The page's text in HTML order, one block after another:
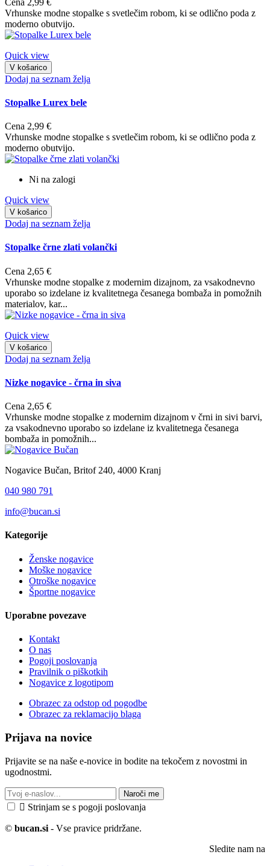
Vrhunske modne stopalke s svetlečim robom, ki se odlično poda z
moderno obutvijo.
Quick view
V košarico
Dodaj na seznam želja
Stopalke Lurex bele
Cena 2,99 €
Vrhunske modne stopalke s svetlečim robom, ki se odlično poda z
moderno obutvijo.
Ni na zalogi
Quick view
V košarico
Dodaj na seznam želja
Stopalke črne zlati volančki
Cena 2,65 €
Vrhunske modne stopalke z modernim dizajnom, za vsakodnevno
uporabo so izdelane iz kvalitetnega česanega bombaža in pomožnih
materialov, kar...
Quick view
V košarico
Dodaj na seznam želja
Nizke nogavice - črna in siva
Cena 2,65 €
Vrhunske modne stopalke z modernim dizajnom v črni in sivi barvi,
za vsakodnevno uporabo so izdelane iz kvalitetnega česanega
bombaža in pomožnih...
Nogavice Bučan, Britof 240, 4000 Kranj
040 980 791
info@bucan.si
Kategorije
Ženske nogavice
Moške nogavice
Otroške nogavice
Športne nogavice
Uporabne povezave
Kontakt
O nas
Pogoji poslovanja
Pravilnik o piškotkih
Nogavice z logotipom
Obrazec za odstop od pogodbe
Obrazec za reklamacijo blaga
Prijava na novice
Prijavite se na naše e-novice in bodite na tekočem z novostmi in
ugodnostmi.
Naroči me
 Strinjam se s pogoji poslovanja
© bucan.si - Vse pravice pridržane.
Sledite nam na